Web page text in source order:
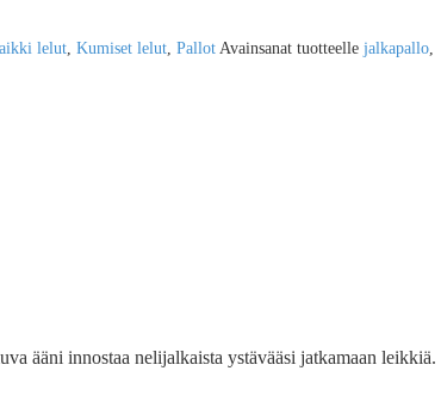
lelut, Kumiset lelut, Pallot Avainsanat tuotteelle jalkapallo,
ääni innostaa nelijalkaista ystävääsi jatkamaan leikkiä.